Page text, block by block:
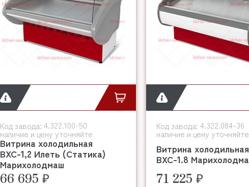
Код завода: 4.322.100-50
наличие и цену уточняйте
Витрина холодильная
ВХС-1,2 Илеть (Статика)
Марихолодмаш
66 695 ₽
Код завода: 4.322.084-36
наличие и цену уточняйте
Витрина
ВХС-1.8
71 225 ₽